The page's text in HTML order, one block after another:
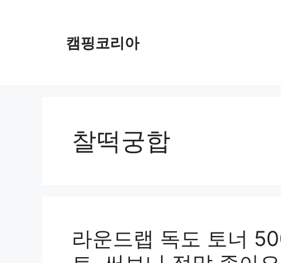
캠핑코리아
찰떡궁합
라운드랩 독도 토너